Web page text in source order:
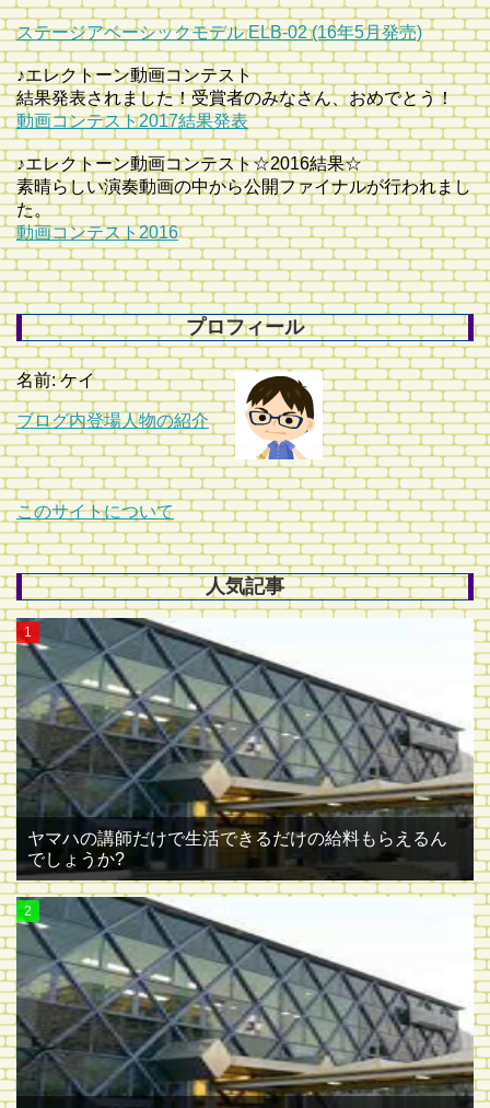
ステージアベーシックモデル ELB-02 (16年5月発売)
♪エレクトーン動画コンテスト
結果発表されました！受賞者のみなさん、おめでとう！
動画コンテスト2017結果発表
♪エレクトーン動画コンテスト☆2016結果☆
素晴らしい演奏動画の中から公開ファイナルが行われまし
た。
動画コンテスト2016
プロフィール
名前: ケイ
ブログ内登場人物の紹介
このサイトについて
人気記事
ヤマハの講師だけで生活できるだけの給料もらえるん
でしょうか?